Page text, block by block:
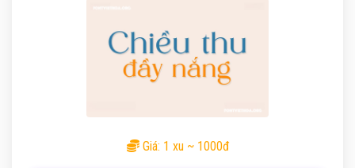
Giá: 1 xu ~ 1000đ